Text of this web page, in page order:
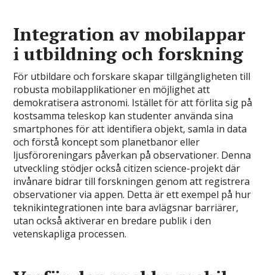
Integration av mobilappar
i utbildning och forskning
För utbildare och forskare skapar tillgängligheten till
robusta mobilapplikationer en möjlighet att
demokratisera astronomi. Istället för att förlita sig på
kostsamma teleskop kan studenter använda sina
smartphones för att identifiera objekt, samla in data
och förstå koncept som planetbanor eller
ljusföroreningars påverkan på observationer. Denna
utveckling stödjer också citizen science-projekt där
invånare bidrar till forskningen genom att registrera
observationer via appen. Detta är ett exempel på hur
teknikintegrationen inte bara avlägsnar barriärer,
utan också aktiverar en bredare publik i den
vetenskapliga processen.